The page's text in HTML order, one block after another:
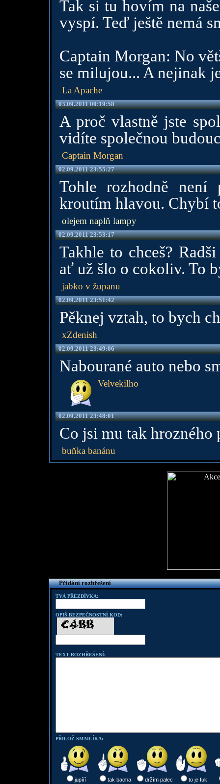
Tak si tu hovím na
vyspí. Teď ještě nemá
Captain Morgan: No
se milujou... A nejinak
La Apache
03.09.2011 00:19:58
A proč vlastně jste
vidíte společnou
Captain Morgan
02.09.2011 23:55:27
Tohle rozhodně
kroutím hlavou. Chybí
olejem naplň lampy
02.09.2011 23:53:17
Takhle to chceš?
ať už šlo o cokoliv. To
jabko v županu
02.09.2011 23:51:42
Pěknej vztah, to bych
xZdenish
02.09.2011 23:49:06
Nabourané auto nebo
Velvekilho
02.09.2011 23:48:01
Co jsi mu tak hrozného
buňka banánu
Přidání rozhřešení
TVÁ PŘEZDÍVKA:
OPIŠ BEZPEČNOSTNÍ KOD:
TEXT ROZHŘEŠENÍ:
PŘILOŽ SMAILÍKA:
jupííí tak bacha držím palec
to je fuk